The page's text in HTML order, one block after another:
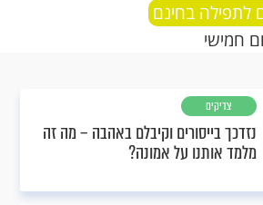
לתפילה בחינם
חמישי
צדיקים
נזדכך בייסורים וקיבלם באהבה – מה זה
מלמד אותנו על אמונה?